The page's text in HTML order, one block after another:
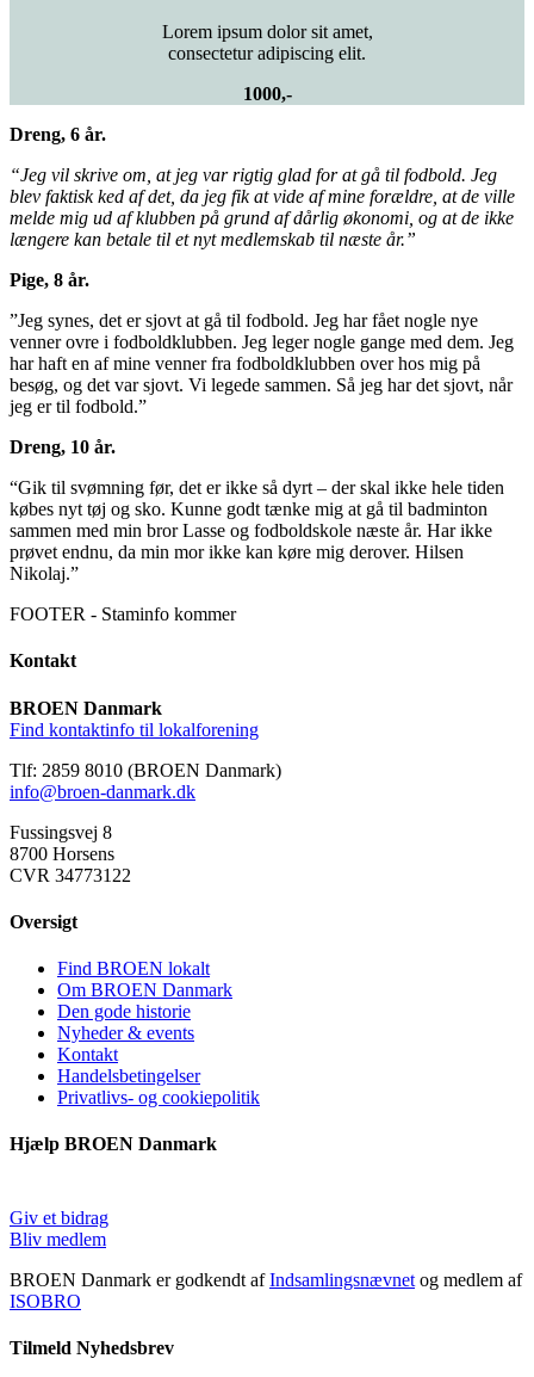
Lorem ipsum dolor sit amet,
consectetur adipiscing elit.
1000,-
Dreng, 6 år.
“Jeg vil skrive om, at jeg var rigtig glad for at gå til fodbold. Jeg
blev faktisk ked af det, da jeg fik at vide af mine forældre, at de ville
melde mig ud af klubben på grund af dårlig økonomi, og at de ikke
længere kan betale til et nyt medlemskab til næste år.”
Pige, 8 år.
”Jeg synes, det er sjovt at gå til fodbold. Jeg har fået nogle nye
venner ovre i fodboldklubben. Jeg leger nogle gange med dem. Jeg
har haft en af mine venner fra fodboldklubben over hos mig på
besøg, og det var sjovt. Vi legede sammen. Så jeg har det sjovt, når
jeg er til fodbold.”
Dreng, 10 år.
“Gik til svømning før, det er ikke så dyrt – der skal ikke hele tiden
købes nyt tøj og sko. Kunne godt tænke mig at gå til badminton
sammen med min bror Lasse og fodboldskole næste år. Har ikke
prøvet endnu, da min mor ikke kan køre mig derover. Hilsen
Nikolaj.”
FOOTER - Staminfo kommer
Kontakt
BROEN Danmark
Find kontaktinfo til lokalforening
Tlf: 2859 8010 (BROEN Danmark)
info@broen-danmark.dk
Fussingsvej 8
8700 Horsens
CVR 34773122
Oversigt
Find BROEN lokalt
Om BROEN Danmark
Den gode historie
Nyheder & events
Kontakt
Handelsbetingelser
Privatlivs- og cookiepolitik
Hjælp BROEN Danmark
Giv et bidrag
Bliv medlem
BROEN Danmark er godkendt afIndsamlingsnævnet og medlem af
ISOBRO
Tilmeld Nyhedsbrev